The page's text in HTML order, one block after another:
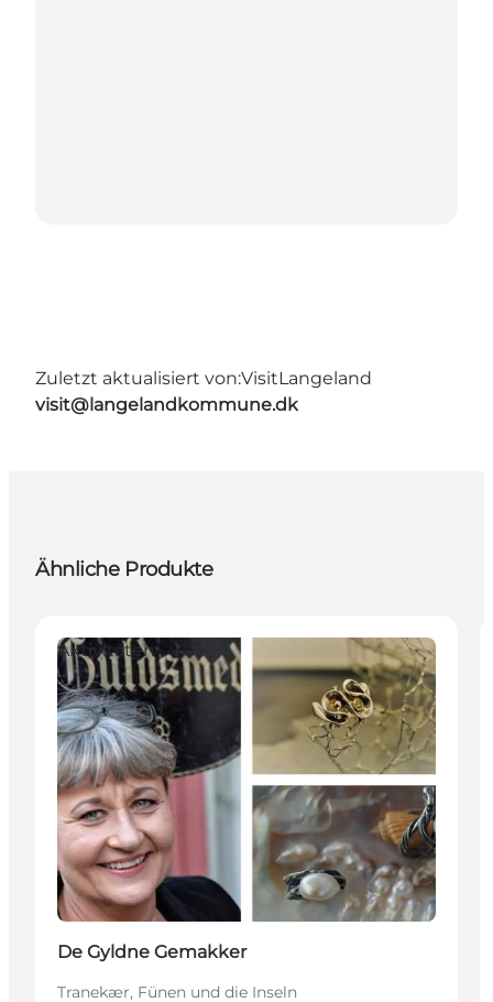
Zuletzt aktualisiert von:VisitLangeland
visit@langelandkommune.dk
Ähnliche Produkte
Aktivitäten
De Gyldne Gemakker
Tranekær, Fünen und die Inseln